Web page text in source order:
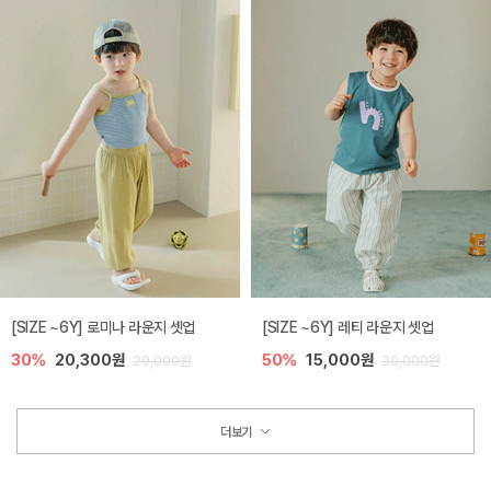
[SIZE ~6Y] 로미나 라운지 셋업
30% 20,300원 29,000원
[SIZE ~6Y] 레티 라운지 셋업
50% 15,000원 30,000원
더보기